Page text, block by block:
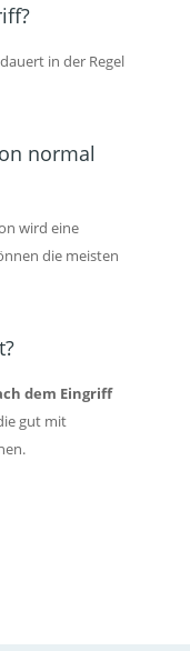
in der Regel
normal
wird eine
die meisten
dem Eingriff
gut mit